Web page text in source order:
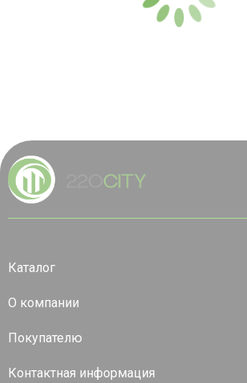
Каталог
О компании
Покупателю
Контактная информация